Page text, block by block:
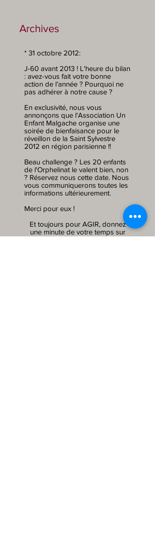
Archives
* 31 octobre 2012:
J-60 avant 2013 ! L'heure du bilan
: avez-vous fait votre bonne
action de l'année ? Pourquoi ne
pas adhérer à notre cause ?
En exclusivité, nous vous
annonçons que l'Association Un
Enfant Malgache organise une
soirée de bienfaisance pour le
réveillon de la Saint Sylvestre
2012 en région parisienne !!
Beau challenge ? Les 20 enfants
de l'Orphelinat le valent bien, non
? Réservez nous cette date. Nous
vous communiquerons toutes les
informations ultérieurement.
Merci pour eux !
Et toujours pour AGIR, donnez
une minute de votre temps sur